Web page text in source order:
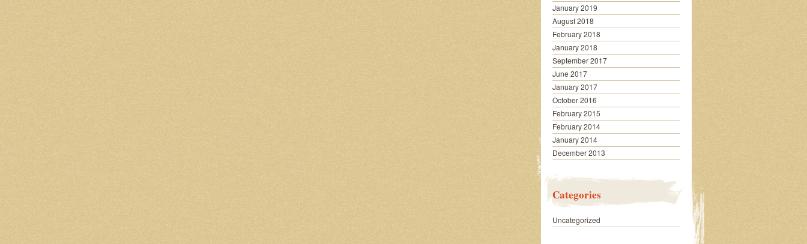
January 2019
August 2018
February 2018
January 2018
September 2017
June 2017
January 2017
October 2016
February 2015
February 2014
January 2014
December 2013
Categories
Uncategorized